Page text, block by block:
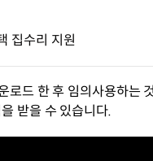
집수리 지원
로드 한 후 임의사용하는
받을 수 있습니다.